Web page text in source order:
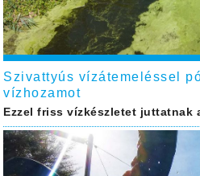
Szivattyús vízátemeléssel
vízhozamot
Ezzel friss vízkészletet juttatnak